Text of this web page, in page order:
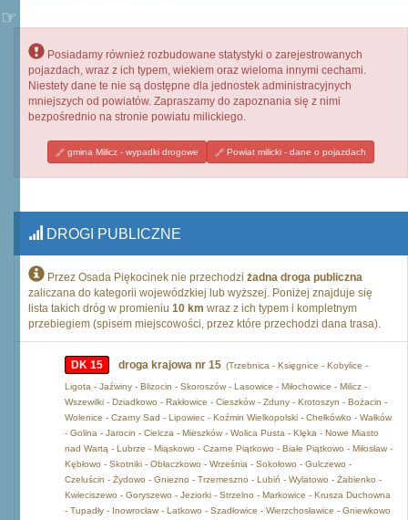
Posiadamy również rozbudowane statystyki o zarejestrowanych
pojazdach, wraz z ich typem, wiekiem oraz wieloma innymi cechami.
Niestety dane te nie są dostępne dla jednostek administracyjnych
mniejszych od powiatów. Zapraszamy do zapoznania się z nimi
bezpośrednio na stronie powiatu milickiego.
gmina Milicz - wypadki drogowe Powiat milicki - dane o pojazdach
DROGI PUBLICZNE
Przez Osada Piękocinek nie przechodzi żadna droga publiczna
zaliczana do kategorii wojewódzkiej lub wyższej. Poniżej znajduje się
lista takich dróg w promieniu 10 km wraz z ich typem i kompletnym
przebiegiem (spisem miejscowości, przez które przechodzi dana trasa).
DK 15 droga krajowa nr 15 (Trzebnica - Księgnice - Kobylice -
Ligota - Jaźwiny - Blizocin - Skoroszów - Lasowice - Miłochowice - Milicz -
Wszewilki - Dziadkowo - Rakłowice - Cieszków - Zduny - Krotoszyn - Bożacin -
Wolenice - Czarny Sad - Lipowiec - Koźmin Wielkopolski - Chełkówko - Wałków
- Golina - Jarocin - Cielcza - Mieszków - Wolica Pusta - Klęka - Nowe Miasto
nad Wartą - Lubrze - Miąskowo - Czarne Piątkowo - Białe Piątkowo - Miłosław -
Kębłowo - Skotniki - Obłaczkowo - Września - Sokołowo - Gulczewo -
Czeluścin - Żydowo - Gniezno - Trzemeszno - Lubiń - Wylatowo - Żabienko -
Kwieciszewo - Goryszewo - Jeziorki - Strzelno - Markowice - Krusza Duchowna
- Tupadły - Inowrocław - Latkowo - Szadłowice - Wierzchosławice - Gniewkowo